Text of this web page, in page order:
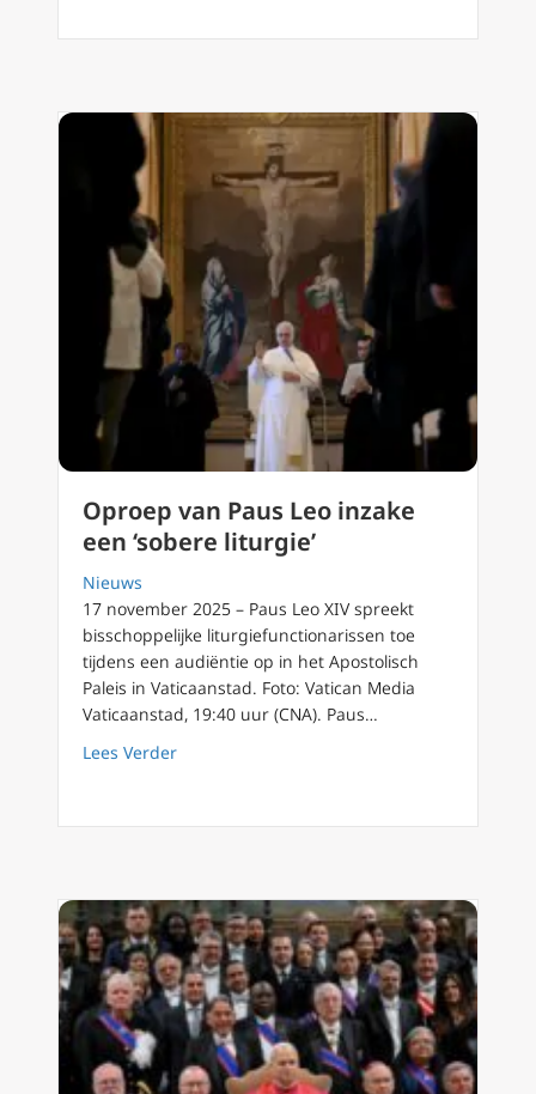
Oproep van Paus Leo inzake
een ‘sobere liturgie’
Nieuws
17 november 2025 – Paus Leo XIV spreekt
bisschoppelijke liturgiefunctionarissen toe
tijdens een audiëntie op in het Apostolisch
Paleis in Vaticaanstad. Foto: Vatican Media
Vaticaanstad, 19:40 uur (CNA). Paus…
Lees Verderabout Oproep van Paus Leo inzake een